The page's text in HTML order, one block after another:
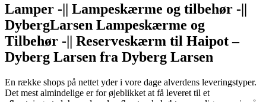
Lamper -|| Lampeskærme og tilbehør -||
DybergLarsen Lampeskærme og
Tilbehør -|| Reserveskærm til Haipot –
Dyberg Larsen fra Dyberg Larsen
En række shops på nettet yder i vore dage alverdens leveringstyper.
Det mest almindelige er for øjeblikket at få leveret til et